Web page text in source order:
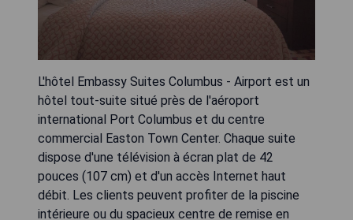
L'hôtel Embassy Suites Columbus - Airport est un
hôtel tout-suite situé près de l'aéroport
international Port Columbus et du centre
commercial Easton Town Center. Chaque suite
dispose d'une télévision à écran plat de 42
pouces (107 cm) et d'un accès Internet haut
débit. Les clients peuvent profiter de la piscine
intérieure ou du spacieux centre de remise en